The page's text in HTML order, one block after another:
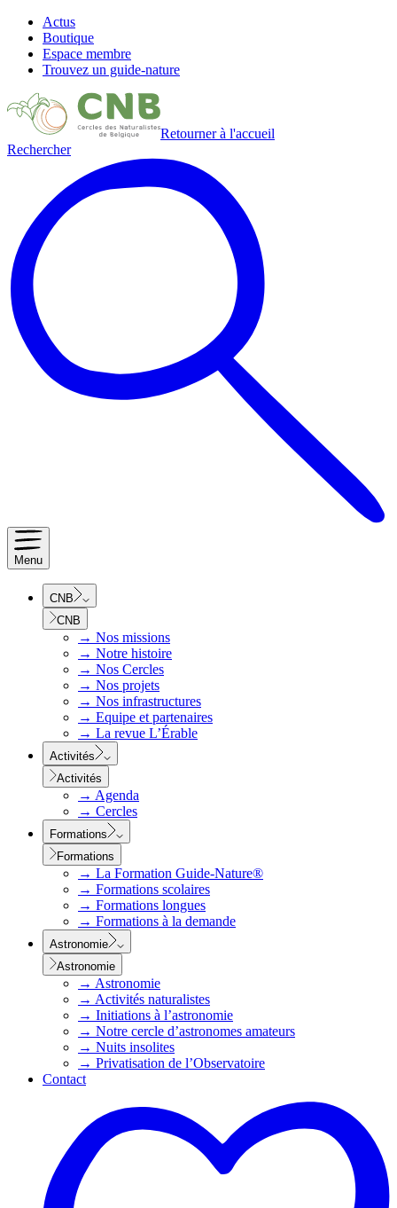
Actus
Boutique
Espace membre
Trouvez un guide-nature
Retourner à l'accueil
Rechercher
Menu
CNB
CNB
→ Nos missions
→ Notre histoire
→ Nos Cercles
→ Nos projets
→ Nos infrastructures
→ Equipe et partenaires
→ La revue L’Érable
Activités
Activités
→ Agenda
→ Cercles
Formations
Formations
→ La Formation Guide-Nature®
→ Formations scolaires
→ Formations longues
→ Formations à la demande
Astronomie
Astronomie
→ Astronomie
→ Activités naturalistes
→ Initiations à l’astronomie
→ Notre cercle d’astronomes amateurs
→ Nuits insolites
→ Privatisation de l’Observatoire
Contact